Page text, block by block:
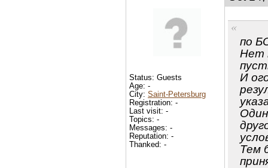
по
Нет
И
Тем
Status: Guests
Age: -
City: Saint-Petersburg
Registration: -
Last visit: -
Topics: -
Messages: -
Reputation: -
Thanked: -